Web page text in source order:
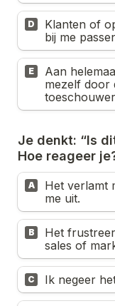
D
Klanten of
bij me
E
Aan
mezelf door
Je denkt: “Is
Hoe reageer
A
Het verlamt
me uit.
B
Het
sales of
C Ik negeer